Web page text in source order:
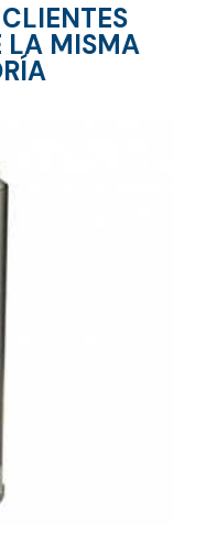
LA MISMA